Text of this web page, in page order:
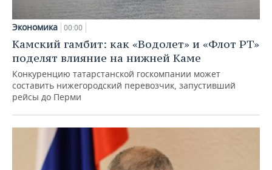
Экономика 00:00
Камский гамбит: как «Водолет» и «Флот РТ»
поделят влияние на нижней Каме
Конкуренцию татарстанской госкомпании может
составить нижегородский перевозчик, запустивший
рейсы до Перми